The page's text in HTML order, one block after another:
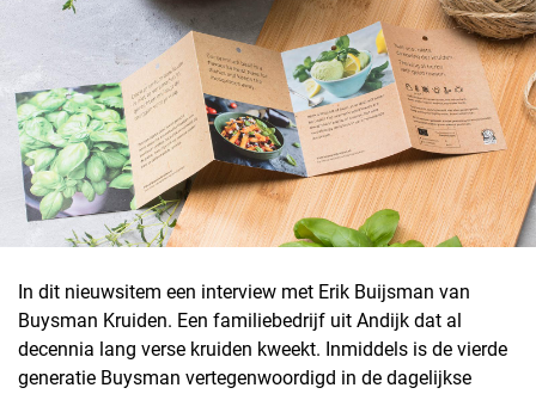
In dit nieuwsitem een interview met Erik Buijsman van
Buysman Kruiden. Een familiebedrijf uit Andijk dat al
decennia lang verse kruiden kweekt. Inmiddels is de vierde
generatie Buysman vertegenwoordigd in de dagelijkse